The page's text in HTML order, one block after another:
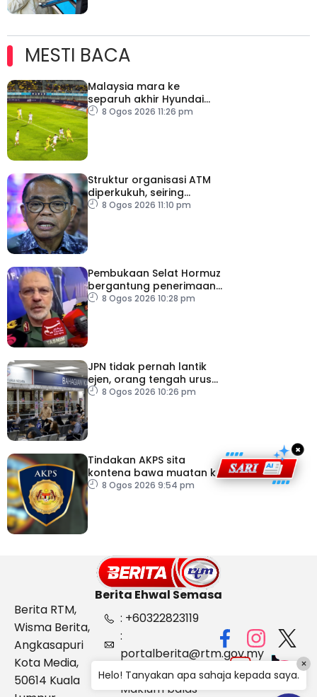
MESTI BACA
Malaysia mara ke
separuh akhir Hyundai
ASEAN Cup
8 Ogos 2026 11:26 pm
Struktur organisasi ATM
diperkukuh, seiring
pemodenan aset
8 Ogos 2026 11:10 pm
Pembukaan Selat Hormuz
bergantung penerimaan
AS – IRGC
8 Ogos 2026 10:28 pm
JPN tidak pernah lantik
ejen, orang tengah urus
dokumentasi
8 Ogos 2026 10:26 pm
Tindakan AKPS sita
kontena bawa muatan ke
Israel bukti ketegasan
8 Ogos 2026 9:54 pm
×
Berita Ehwal Semasa
Berita RTM,
Wisma Berita,
Angkasapuri
Kota Media,
50614 Kuala
: +60322823119
:
portalberita@rtm.gov.my
: Aduan &
Maklum balas
Helo! Tanyakan apa sahaja kepada saya.
×